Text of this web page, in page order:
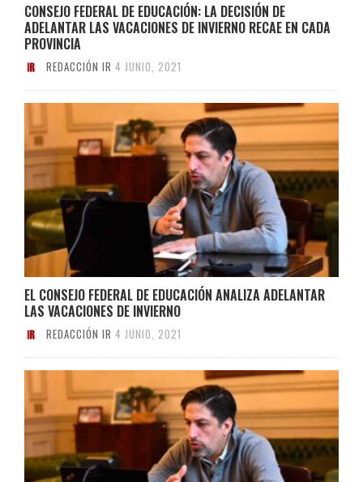
CONSEJO FEDERAL DE EDUCACIÓN: LA DECISIÓN DE
ADELANTAR LAS VACACIONES DE INVIERNO RECAE EN CADA
PROVINCIA
REDACCIÓN IR 4 JUNIO, 2021
EL CONSEJO FEDERAL DE EDUCACIÓN ANALIZA ADELANTAR
LAS VACACIONES DE INVIERNO
REDACCIÓN IR 4 JUNIO, 2021